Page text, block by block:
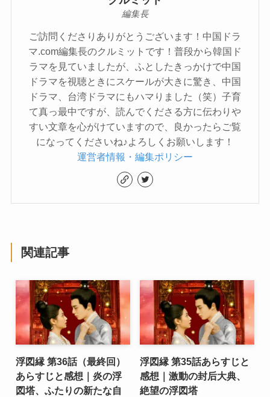
編集長
ご訪問くださりありがとうございます！中国ドラ
マ.com編集長のクルミットです！普段から韓国ド
ラマを見ていましたが、ふとしたきっかけで中国
ドラマを視聴ときにスケールが大きに驚き、中国
ドラマ、台湾ドラマにもハマりました（笑）子育
て真っ最中ですが、読んでくださる方に伝わりや
すい文章を心がけていますので、良かったらご覧
になってくださいね♪よろしくお願いします！
運営者情報・編集ポリシー
関連記事
浮図縁 第36話（最終回）
あらすじと感想｜炎の浮
図塔、ふたりの新たな自
浮図縁 第35話あらすじと
感想｜激動の封后大典、
絶望の浮図塔